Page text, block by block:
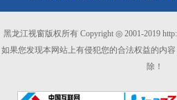
黑龙江视窗版权所有 Copyright ◎ 2001-2019
如果您发现本网站上有侵犯您的合法权益的内
除！